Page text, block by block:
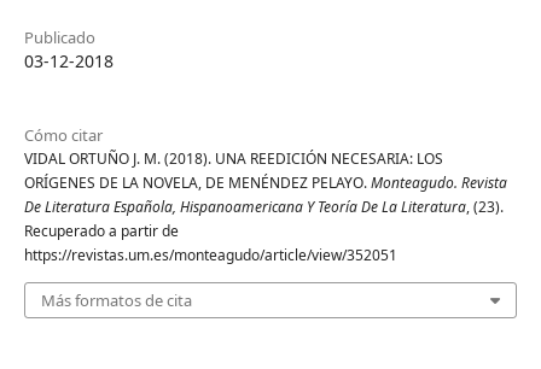
Publicado
03-12-2018
Cómo citar
VIDAL ORTUÑO J. M. (2018). UNA REEDICIÓN NECESARIA: LOS
ORÍGENES DE LA NOVELA, DE MENÉNDEZ PELAYO.Monteagudo. Revista
De Literatura Española, Hispanoamericana Y Teoría De La Literatura, (23).
Recuperado a partir de
https://revistas.um.es/monteagudo/article/view/352051
Más formatos de cita